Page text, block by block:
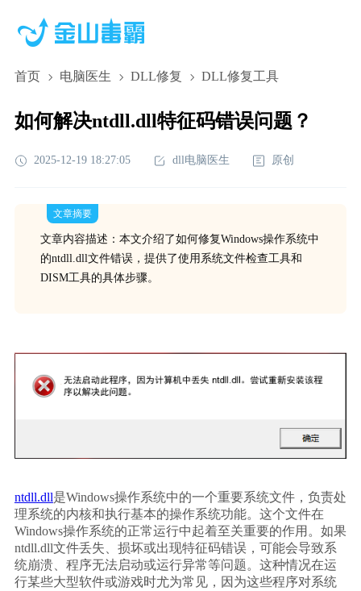
首页 电脑医生 DLL修复 DLL修复工具
如何解决ntdll.dll特征码错误问题？
2025-12-19 18:27:05 dll电脑医生 原创
文章摘要
文章内容描述：本文介绍了如何修复Windows操作系统中
的ntdll.dll文件错误，提供了使用系统文件检查工具和
DISM工具的具体步骤。
ntdll.dll是Windows操作系统中的一个重要系统文件，负责处
理系统的内核和执行基本的操作系统功能。这个文件在
Windows操作系统的正常运行中起着至关重要的作用。如果
ntdll.dll文件丢失、损坏或出现特征码错误，可能会导致系
统崩溃、程序无法启动或运行异常等问题。这种情况在运
行某些大型软件或游戏时尤为常见，因为这些程序对系统